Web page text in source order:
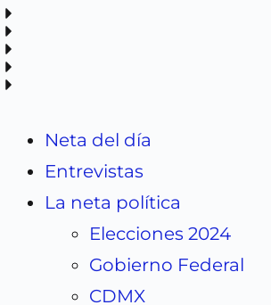
Neta del día
Entrevistas
La neta política
Elecciones 2024
Gobierno Federal
CDMX